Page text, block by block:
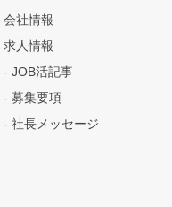
会社情報
求人情報
JOB活記事
募集要項
社長メッセージ